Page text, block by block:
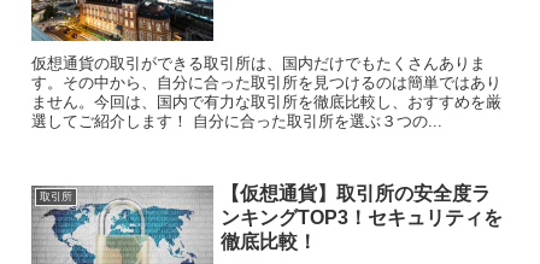
仮想通貨の取引ができる取引所は、国内だけでもたくさんありま
す。その中から、自分に合った取引所を見つけるのは簡単ではあり
ません。今回は、国内で有力な取引所を徹底比較し、おすすめを厳
選してご紹介します！ 自分に合った取引所を選ぶ３つの...
取引所
【仮想通貨】取引所の安全度ラ
ンキングTOP3！セキュリティを
徹底比較！